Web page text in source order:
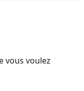
vous voulez